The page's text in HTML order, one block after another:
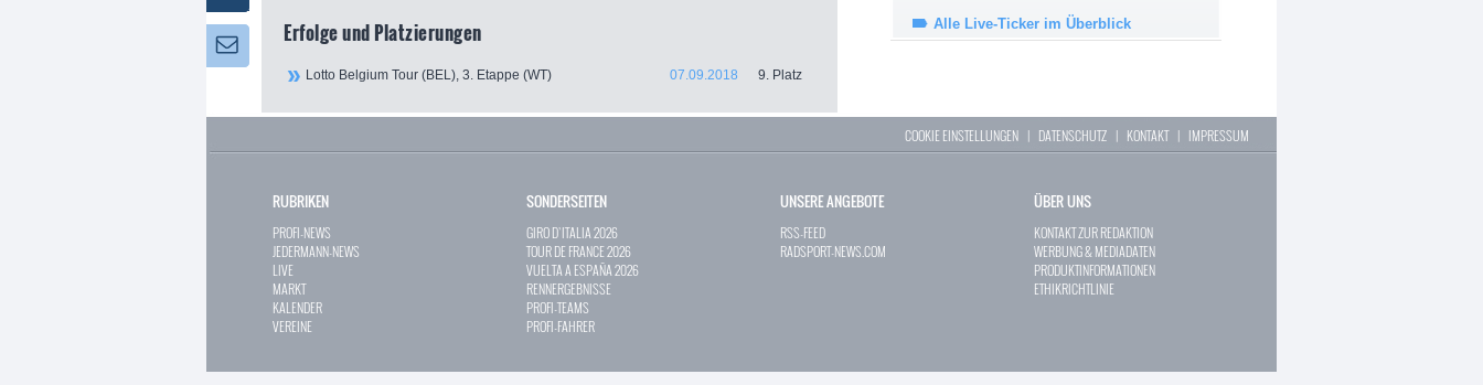
Erfolge und Platzierungen
Lotto Belgium Tour (BEL), 3. Etappe (WT) 9. Platz
07.09.2018
Alle Live-Ticker im Überblick
Newsletter:
COOKIE EINSTELLUNGEN | DATENSCHUTZ | KONTAKT| IMPRESSUM
RUBRIKEN
PROFI-NEWS
JEDERMANN-NEWS
LIVE
MARKT
KALENDER
VEREINE
SONDERSEITEN
GIRO D`ITALIA 2026
TOUR DE FRANCE 2026
VUELTA A ESPAÑA 2026
RENNERGEBNISSE
PROFI-TEAMS
PROFI-FAHRER
UNSERE ANGEBOTE
RSS-FEED
RADSPORT-NEWS.COM
ÜBER UNS
KONTAKT ZUR REDAKTION
WERBUNG & MEDIADATEN
PRODUKTINFORMATIONEN
ETHIKRICHTLINIE